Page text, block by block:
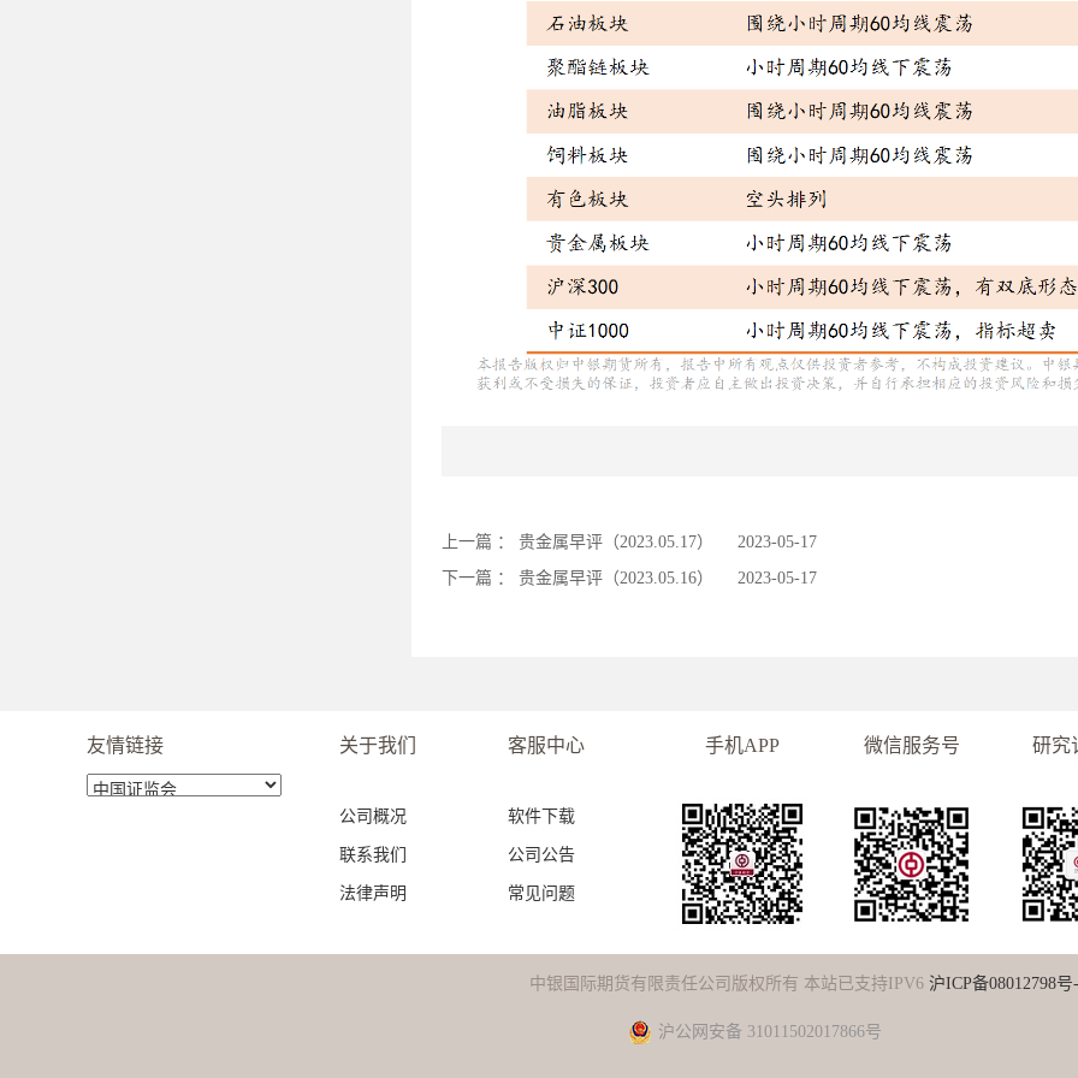
上一篇 ： 贵金属早评（2023.05.17）
2023-05-17
下一篇 ： 贵金属早评（2023.05.16） 2023-05-17
友情链接 关于我们
公司概况
联系我们
法律声明
客服中心
软件下载
公司公告
常见问题
手机APP 微信服务号 研究
中银国际期货有限责任公司版权所有 本站已支持IPV6 沪ICP备08012798号
沪公网安备 31011502017866号